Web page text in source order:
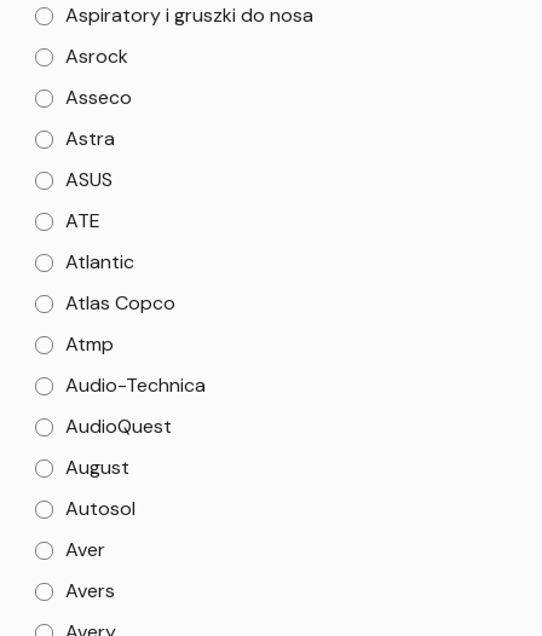
Aspiratory i gruszki do nosa
Asrock
Asseco
Astra
ASUS
ATE
Atlantic
Atlas Copco
Atmp
Audio-Technica
AudioQuest
August
Autosol
Aver
Avers